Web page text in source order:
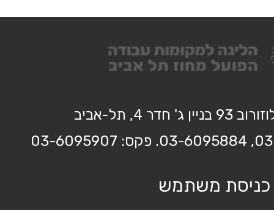
ג' חדר 4, תל-אביב
כניסת משתמש